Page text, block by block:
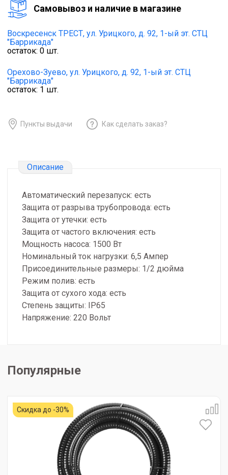
Cамовывоз и наличие в магазине
Воскресенск ТРЕСТ, ул. Урицкого, д. 92, 1-ый эт. СТЦ
"Баррикада"
остаток: 0 шт.
Орехово-Зуево, ул. Урицкого, д. 92, 1-ый эт. СТЦ
"Баррикада"
остаток: 1 шт.
Пункты выдачи Как сделать заказ?
Описание
Автоматический перезапуск: есть
Защита от разрыва трубопровода: есть
Защита от утечки: есть
Защита от частого включения: есть
Мощность насоса: 1500 Вт
Номинальный ток нагрузки: 6,5 Ампер
Присоединительные размеры: 1/2 дюйма
Режим полив: есть
Защита от сухого хода: есть
Степень защиты: IP65
Напряжение: 220 Вольт
Популярные
Скидка до -30%